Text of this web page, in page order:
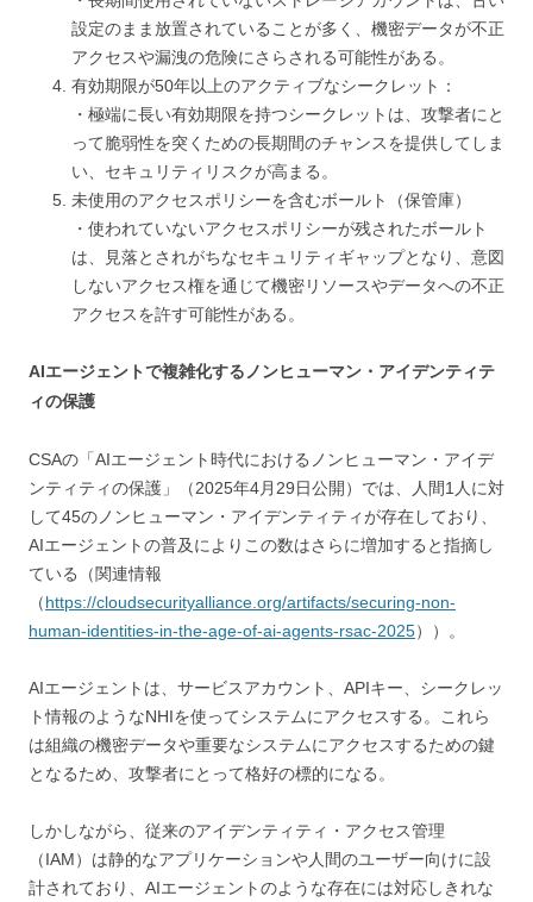
設定のまま放置されていることが多く、機密データが不正
アクセスや漏洩の危険にさらされる可能性がある。
有効期限が50年以上のアクティブなシークレット：
・極端に長い有効期限を持つシークレットは、攻撃者にと
って脆弱性を突くための長期間のチャンスを提供してしま
い、セキュリティリスクが高まる。
未使用のアクセスポリシーを含むボールト（保管庫）
・使われていないアクセスポリシーが残されたボールト
は、見落とされがちなセキュリティギャップとなり、意図
しないアクセス権を通じて機密リソースやデータへの不正
アクセスを許す可能性がある。
AIエージェントで複雑化するノンヒューマン・アイデンティテ
ィの保護
CSAの「AIエージェント時代におけるノンヒューマン・アイデ
ンティティの保護」（2025年4月29日公開）では、人間1人に対
して45のノンヒューマン・アイデンティティが存在しており、
AIエージェントの普及によりこの数はさらに増加すると指摘し
ている（関連情報
（https://cloudsecurityalliance.org/artifacts/securing-non-
human-identities-in-the-age-of-ai-agents-rsac-2025））。
AIエージェントは、サービスアカウント、APIキー、シークレッ
ト情報のようなNHIを使ってシステムにアクセスする。これら
は組織の機密データや重要なシステムにアクセスするための鍵
となるため、攻撃者にとって格好の標的になる。
しかしながら、従来のアイデンティティ・アクセス管理
（IAM）は静的なアプリケーションや人間のユーザー向けに設
計されており、AIエージェントのような存在には対応しきれな